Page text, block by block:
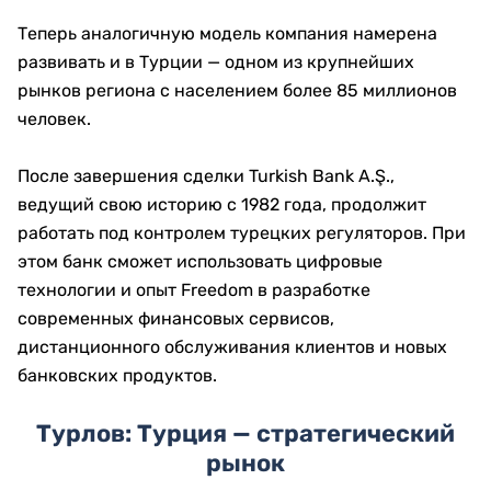
Теперь аналогичную модель компания намерена
развивать и в Турции — одном из крупнейших
рынков региона с населением более 85 миллионов
человек.
После завершения сделки Turkish Bank A.Ş.,
ведущий свою историю с 1982 года, продолжит
работать под контролем турецких регуляторов. При
этом банк сможет использовать цифровые
технологии и опыт Freedom в разработке
современных финансовых сервисов,
дистанционного обслуживания клиентов и новых
банковских продуктов.
Турлов: Турция — стратегический
рынок